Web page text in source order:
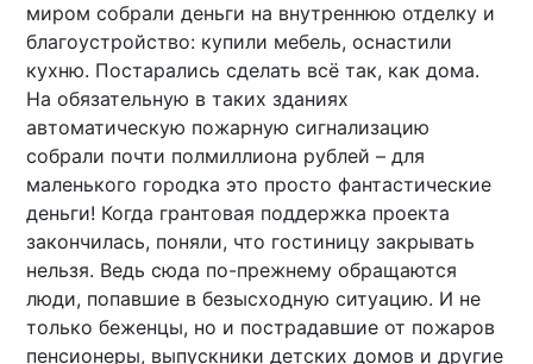
миром собрали деньги на внутреннюю отделку и
благоустройство: купили мебель, оснастили
кухню. Постарались сделать всё так, как дома.
На обязательную в таких зданиях
автоматическую пожарную сигнализацию
собрали почти полмиллиона рублей – для
маленького городка это просто фантастические
деньги! Когда грантовая поддержка проекта
закончилась, поняли, что гостиницу закрывать
нельзя. Ведь сюда по-прежнему обращаются
люди, попавшие в безысходную ситуацию. И не
только беженцы, но и пострадавшие от пожаров
пенсионеры, выпускники детских домов и другие